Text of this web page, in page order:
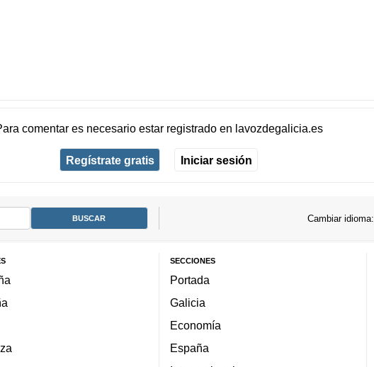
comentar es necesario estar registradoen lavozdegalicia.es
Regístrate gratis Iniciar sesión
Cambiar idioma:
SECCIONES
Portada
Galicia
Economía
España